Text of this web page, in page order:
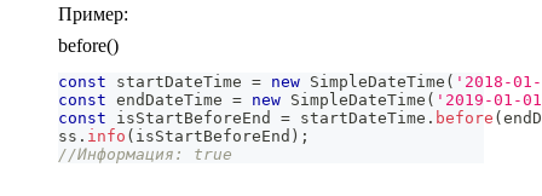
Пример:
before()
const startDateTime = new SimpleDateTime ( '2018-
const endDateTime = new SimpleDateTime ( '2019-01-
const isStartBeforeEnd = startDateTime . before (
ss . info ( isStartBeforeEnd ) ;
//Информация: true